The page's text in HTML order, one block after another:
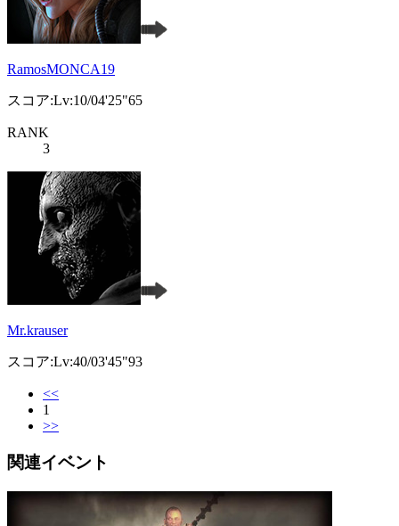
RamosMONCA19
スコア:Lv:10/04'25"65
RANK
3
Mr.krauser
スコア:Lv:40/03'45"93
<<
1
>>
関連イベント